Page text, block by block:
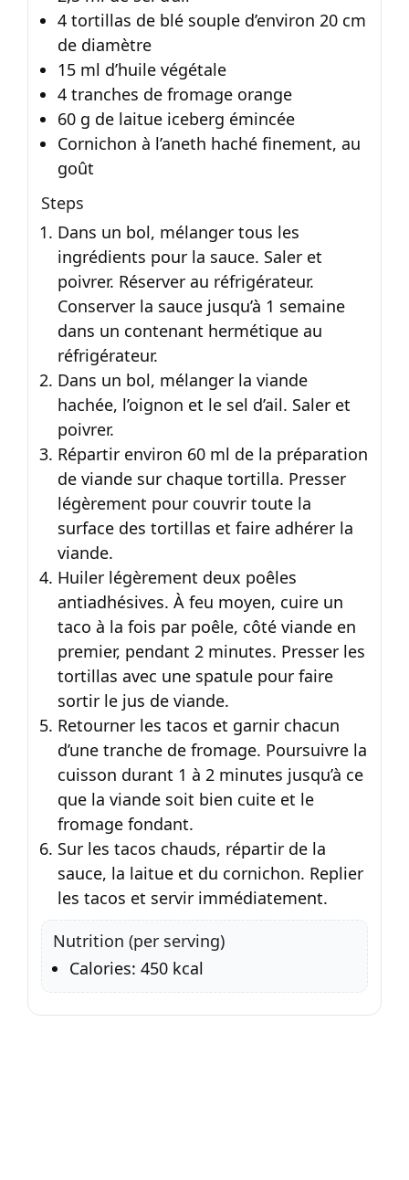
4 tortillas de blé souple d’environ 20 cm
de diamètre
15 ml d’huile végétale
4 tranches de fromage orange
60 g de laitue iceberg émincée
Cornichon à l’aneth haché finement, au
goût
Steps
Dans un bol, mélanger tous les
ingrédients pour la sauce. Saler et
poivrer. Réserver au réfrigérateur.
Conserver la sauce jusqu’à 1 semaine
dans un contenant hermétique au
réfrigérateur.
Dans un bol, mélanger la viande
hachée, l’oignon et le sel d’ail. Saler et
poivrer.
Répartir environ 60 ml de la préparation
de viande sur chaque tortilla. Presser
légèrement pour couvrir toute la
surface des tortillas et faire adhérer la
viande.
Huiler légèrement deux poêles
antiadhésives. À feu moyen, cuire un
taco à la fois par poêle, côté viande en
premier, pendant 2 minutes. Presser les
tortillas avec une spatule pour faire
sortir le jus de viande.
Retourner les tacos et garnir chacun
d’une tranche de fromage. Poursuivre la
cuisson durant 1 à 2 minutes jusqu’à ce
que la viande soit bien cuite et le
fromage fondant.
Sur les tacos chauds, répartir de la
sauce, la laitue et du cornichon. Replier
les tacos et servir immédiatement.
Nutrition (per serving)
Calories: 450 kcal